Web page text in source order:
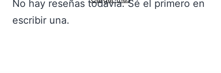
No hay reseñas todavía. Sé el primero en
escribir una.